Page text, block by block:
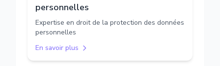
personnelles
Expertise en droit de la protection des données
personnelles
En savoir plus